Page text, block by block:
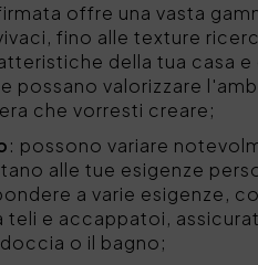
offre una vasta
fino alle texture
della tua casa
possano valorizzare
che vorresti creare;
: possono variare
alle tue esigenze
a varie esigenze,
e accappatoi,
o il bagno;